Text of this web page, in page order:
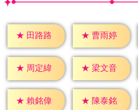
★ 田路路 ★ 曹雨婷
★ 周定緯 ★ 梁文音
★ 賴銘偉 ★ 陳泰銘